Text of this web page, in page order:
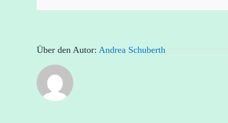
Über den Autor: Andrea Schuberth